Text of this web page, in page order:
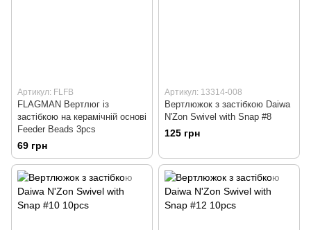
Артикул: FLFB
FLAGMAN Вертлюг із
застібкою на керамічній основі
Feeder Beads 3pcs
69 грн
Артикул: 13314-008
Вертлюжок з застібкою Daiwa
N'Zon Swivel with Snap #8
125 грн